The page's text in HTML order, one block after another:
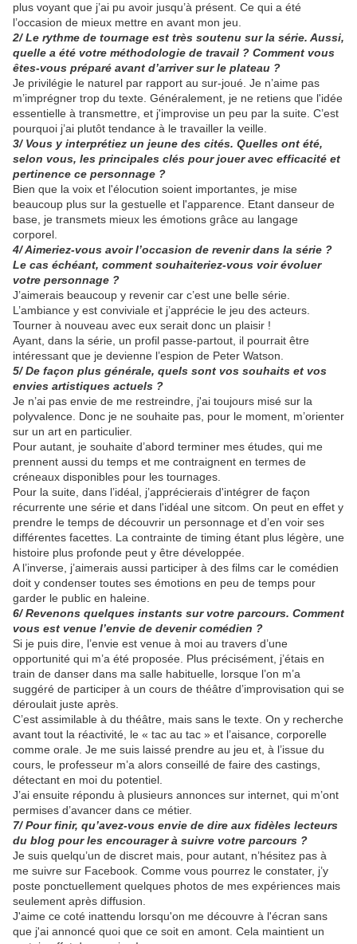
plus voyant que j’ai pu avoir jusqu’à présent. Ce qui a été
l’occasion de mieux mettre en avant mon jeu.
2/ Le rythme de tournage est très soutenu sur la série. Aussi,
quelle a été votre méthodologie de travail ? Comment vous
êtes-vous préparé avant d’arriver sur le plateau ?
Je privilégie le naturel par rapport au sur-joué. Je n’aime pas
m’imprégner trop du texte. Généralement, je ne retiens que l'idée
essentielle à transmettre, et j'improvise un peu par la suite. C’est
pourquoi j’ai plutôt tendance à le travailler la veille.
3/ Vous y interprétiez un jeune des cités. Quelles ont été,
selon vous, les principales clés pour jouer avec efficacité et
pertinence ce personnage ?
Bien que la voix et l'élocution soient importantes, je mise
beaucoup plus sur la gestuelle et l'apparence. Etant danseur de
base, je transmets mieux les émotions grâce au langage
corporel.
4/ Aimeriez-vous avoir l’occasion de revenir dans la série ?
Le cas échéant, comment souhaiteriez-vous voir évoluer
votre personnage ?
J’aimerais beaucoup y revenir car c’est une belle série.
L’ambiance y est conviviale et j’apprécie le jeu des acteurs.
Tourner à nouveau avec eux serait donc un plaisir !
Ayant, dans la série, un profil passe-partout, il pourrait être
intéressant que je devienne l’espion de Peter Watson.
5/ De façon plus générale, quels sont vos souhaits et vos
envies artistiques actuels ?
Je n’ai pas envie de me restreindre, j'ai toujours misé sur la
polyvalence. Donc je ne souhaite pas, pour le moment, m’orienter
sur un art en particulier.
Pour autant, je souhaite d’abord terminer mes études, qui me
prennent aussi du temps et me contraignent en termes de
créneaux disponibles pour les tournages.
Pour la suite, dans l’idéal, j’apprécierais d'intégrer de façon
récurrente une série et dans l'idéal une sitcom. On peut en effet y
prendre le temps de découvrir un personnage et d’en voir ses
différentes facettes. La contrainte de timing étant plus légère, une
histoire plus profonde peut y être développée.
A l’inverse, j’aimerais aussi participer à des films car le comédien
doit y condenser toutes ses émotions en peu de temps pour
garder le public en haleine.
6/ Revenons quelques instants sur votre parcours. Comment
vous est venue l’envie de devenir comédien ?
Si je puis dire, l’envie est venue à moi au travers d’une
opportunité qui m’a été proposée. Plus précisément, j’étais en
train de danser dans ma salle habituelle, lorsque l’on m’a
suggéré de participer à un cours de théâtre d’improvisation qui se
déroulait juste après.
C’est assimilable à du théâtre, mais sans le texte. On y recherche
avant tout la réactivité, le « tac au tac » et l’aisance, corporelle
comme orale. Je me suis laissé prendre au jeu et, à l’issue du
cours, le professeur m’a alors conseillé de faire des castings,
détectant en moi du potentiel.
J’ai ensuite répondu à plusieurs annonces sur internet, qui m’ont
permises d’avancer dans ce métier.
7/ Pour finir, qu’avez-vous envie de dire aux fidèles lecteurs
du blog pour les encourager à suivre votre parcours ?
Je suis quelqu’un de discret mais, pour autant, n’hésitez pas à
me suivre sur Facebook. Comme vous pourrez le constater, j’y
poste ponctuellement quelques photos de mes expériences mais
seulement après diffusion.
J'aime ce coté inattendu lorsqu'on me découvre à l'écran sans
que j'ai annoncé quoi que ce soit en amont. Cela maintient un